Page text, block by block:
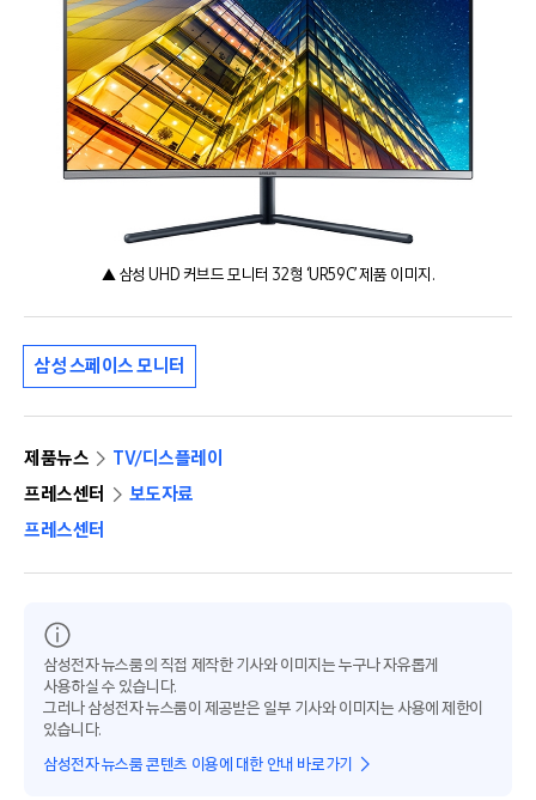
▲ 삼성 UHD 커브드 모니터 32형 ‘UR59C’ 제품 이미지.
삼성 스페이스 모니터
제품뉴스
TV/디스플레이
프레스센터
보도자료
프레스센터
삼성전자 뉴스룸의 직접 제작한 기사와 이미지는 누구나 자유롭게
사용하실 수 있습니다.
그러나 삼성전자 뉴스룸이 제공받은 일부 기사와 이미지는 사용에 제한이
있습니다.
삼성전자 뉴스룸 콘텐츠 이용에 대한 안내 바로가기